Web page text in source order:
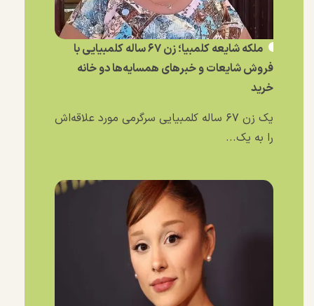
ملکه شایعه کلمبیا؛ زن ۶۷ ساله کلمبیایی با
فروش شایعات و خبر‌های همسایه‌ها دو خانه
خرید
یک زن ۶۷ ساله کلمبیایی سرگرمی مورد علاقه‌اش
را به یک...